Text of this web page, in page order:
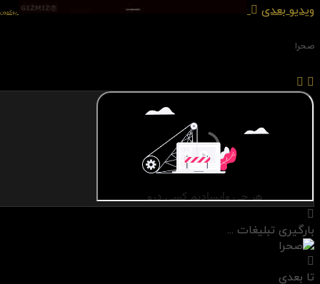
ویدیو بعدی پوکمون
صحرا
بارگیری تبلیغات ...
تا بعدی